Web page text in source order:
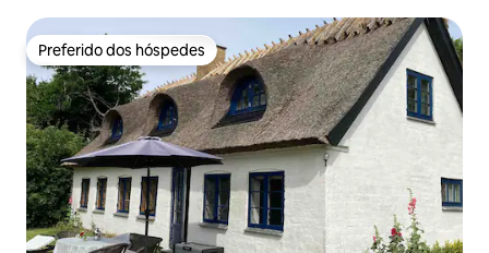
Preferido dos hóspedes
Preferido dos hóspedes